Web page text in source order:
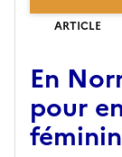
ARTICLE
En
pour